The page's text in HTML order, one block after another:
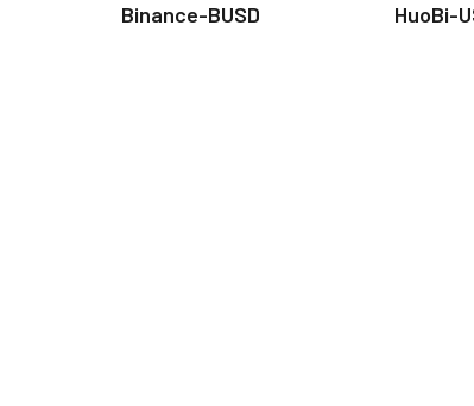
Binance-BUSD HuoBi-